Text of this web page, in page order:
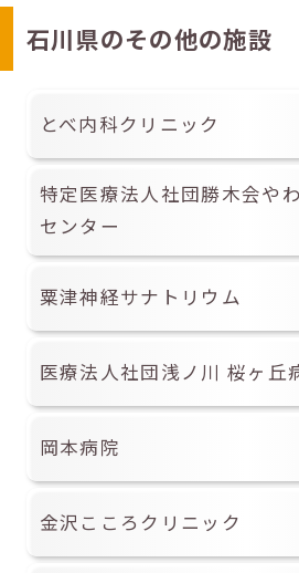
石川県のその他の施設
とべ内科クリニック
特定医療法人社団勝木会や
センター
粟津神経サナトリウム
医療法人社団浅ノ川 桜ヶ丘
岡本病院
金沢こころクリニック